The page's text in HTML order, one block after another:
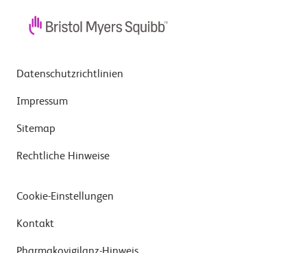
Datenschutzrichtlinien
Impressum
Sitemap
Rechtliche Hinweise
Cookie-Einstellungen
Kontakt